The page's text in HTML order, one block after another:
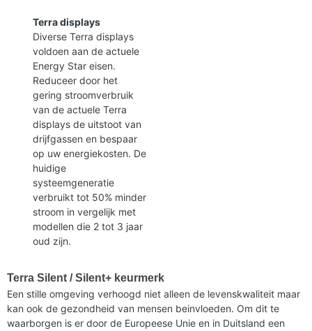
Terra displays
Diverse Terra displays
voldoen aan de actuele
Energy Star eisen.
Reduceer door het
gering stroomverbruik
van de actuele Terra
displays de uitstoot van
drijfgassen en bespaar
op uw energiekosten. De
huidige
systeemgeneratie
verbruikt tot 50% minder
stroom in vergelijk met
modellen die 2 tot 3 jaar
oud zijn.
Terra Silent / Silent+ keurmerk
Een stille omgeving verhoogd niet alleen de levenskwaliteit maar
kan ook de gezondheid van mensen beinvloeden. Om dit te
waarborgen is er door de Europeese Unie en in Duitsland een